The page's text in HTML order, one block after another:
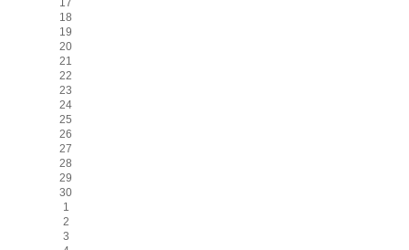
17
18
19
20
21
22
23
24
25
26
27
28
29
30
1
2
3